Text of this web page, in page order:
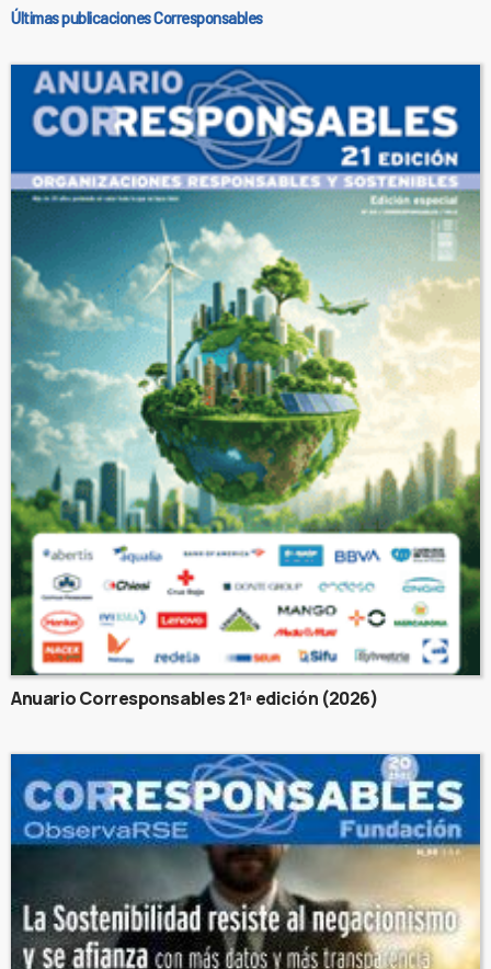
Últimas publicaciones Corresponsables
Anuario Corresponsables 21ª edición (2026)